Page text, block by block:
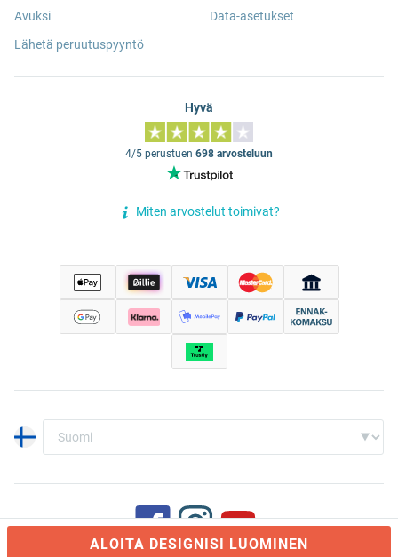
ALOITA DESIGNISI LUOMINEN
Avuksi
Lähetä peruutuspyyntö
Data-asetukset
Hyvä
4/5 perustuen 698 arvosteluun
Miten arvostelut toimivat?